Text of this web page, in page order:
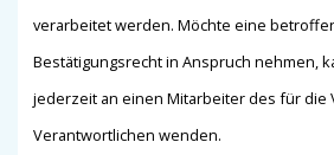
verarbeitet werden. Möchte eine
Bestätigungsrecht in Anspruch nehmen,
jederzeit an einen Mitarbeiter des für die
Verantwortlichen wenden.